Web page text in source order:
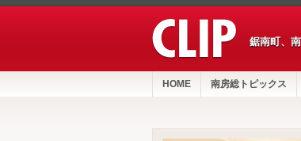
鋸南町、
HOME 南房総トピックス